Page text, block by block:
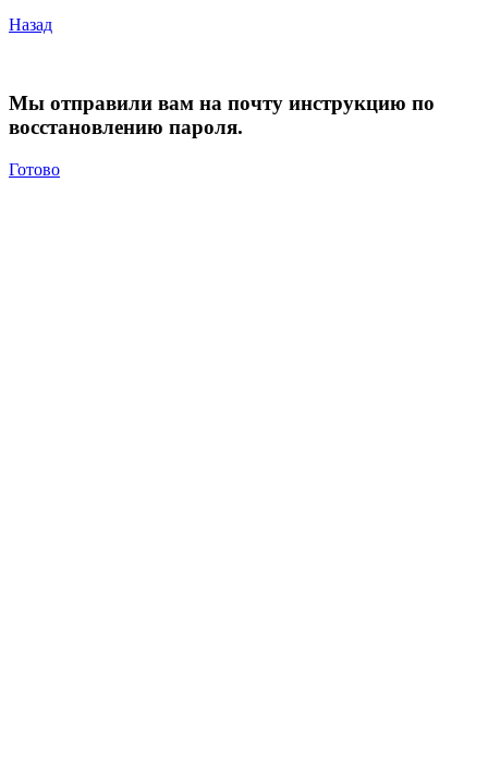
Назад
Мы отправили вам на почту инструкцию по
восстановлению пароля.
Готово